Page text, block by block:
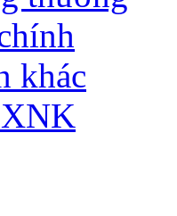
khác